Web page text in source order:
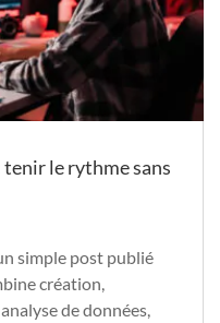
tenir le rythme sans
simple post publié
création,
de données,